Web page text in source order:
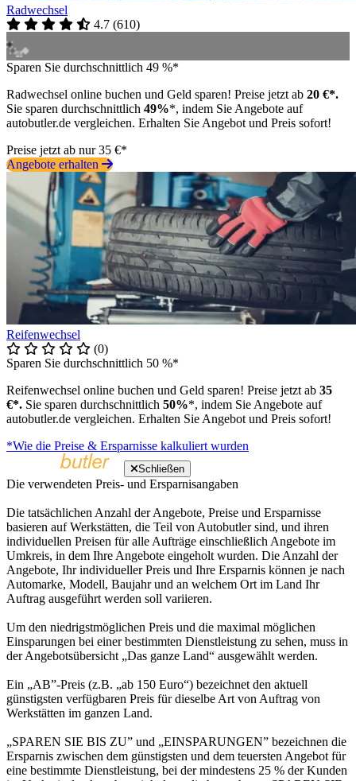
Radwechsel
4.7 (610)
Sparen Sie durchschnittlich 49 %*
Radwechsel online buchen und Geld sparen! Preise jetzt ab 20 €*.
Sie sparen durchschnittlich 49%*, indem Sie Angebote auf
autobutler.de vergleichen. Erhalten Sie Angebot und Preis sofort!
Preise jetzt ab nur 35 €*
Angebote erhalten
Reifenwechsel
(0)
Sparen Sie durchschnittlich 50 %*
Reifenwechsel online buchen und Geld sparen! Preise jetzt ab 35
€*. Sie sparen durchschnittlich 50%*, indem Sie Angebote auf
autobutler.de vergleichen. Erhalten Sie Angebot und Preis sofort!
*Wie die Preise & Ersparnisse kalkuliert wurden
Schließen
Die verwendeten Preis- und Ersparnisangaben
Die tatsächlichen Anzahl der Angebote, Preise und Ersparnisse
basieren auf Werkstätten, die Teil von Autobutler sind, und ihren
individuellen Preisen für alle Aufträge einschließlich Angebote im
Umkreis, in dem Ihre Angebote eingeholt wurden. Die Anzahl der
Angebote, Ihr individueller Preis und Ihre Ersparnis können je nach
Automarke, Modell, Baujahr und an welchem Ort im Land Ihr
Auftrag ausgeführt werden soll variieren.
Um den niedrigstmöglichen Preis und die maximal möglichen
Einsparungen bei einer bestimmten Dienstleistung zu sehen, muss in
der Angebotsübersicht „Das ganze Land“ ausgewählt werden.
Ein „AB”-Preis (z.B. „ab 150 Euro“) bezeichnet den aktuell
günstigsten verfügbaren Preis für dieselbe Art von Auftrag von
Werkstätten im ganzen Land.
„SPAREN SIE BIS ZU” und „EINSPARUNGEN” bezeichnen die
Ersparnis zwischen dem günstigsten und dem teuersten Angebot für
eine bestimmte Dienstleistung, bei der mindestens 25 % der Kunden